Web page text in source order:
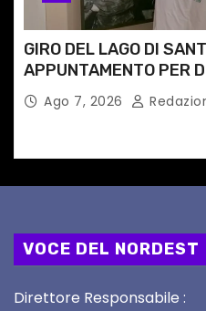
GIRO DEL LAGO DI
APPUNTAMENTO PER
Ago 7, 2026
VOCE DEL NORDEST
Direttore Responsabile :